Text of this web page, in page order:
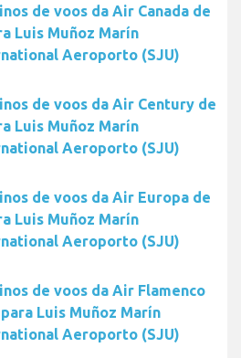
de voos da Air Canada de
Luis Muñoz Marín
Aeroporto (SJU)
de voos da Air Century de
Luis Muñoz Marín
Aeroporto (SJU)
de voos da Air Europa de
Luis Muñoz Marín
Aeroporto (SJU)
de voos da Air Flamenco
Luis Muñoz Marín
Aeroporto (SJU)